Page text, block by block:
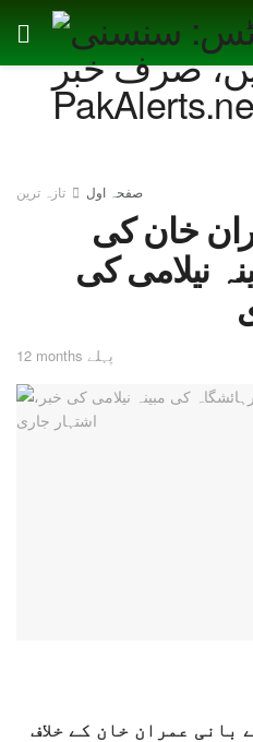
صفحہ اول تازہ ترین
خان کی
نیلامی کی
12 months پہلے
بانی عمران خان کے خلاف